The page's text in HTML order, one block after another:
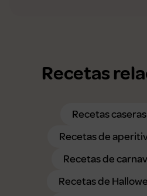
Recetas
Recetas
Recetas de
Recetas de
Recetas de